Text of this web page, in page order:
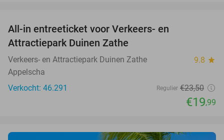
All-in entreeticket voor Verkeers- en
Attractiepark Duinen Zathe
Verkeers- en Attractiepark Duinen Zathe 9.8 star
Appelscha
Verkocht: 46.291
Regulier €23,50
€19,99